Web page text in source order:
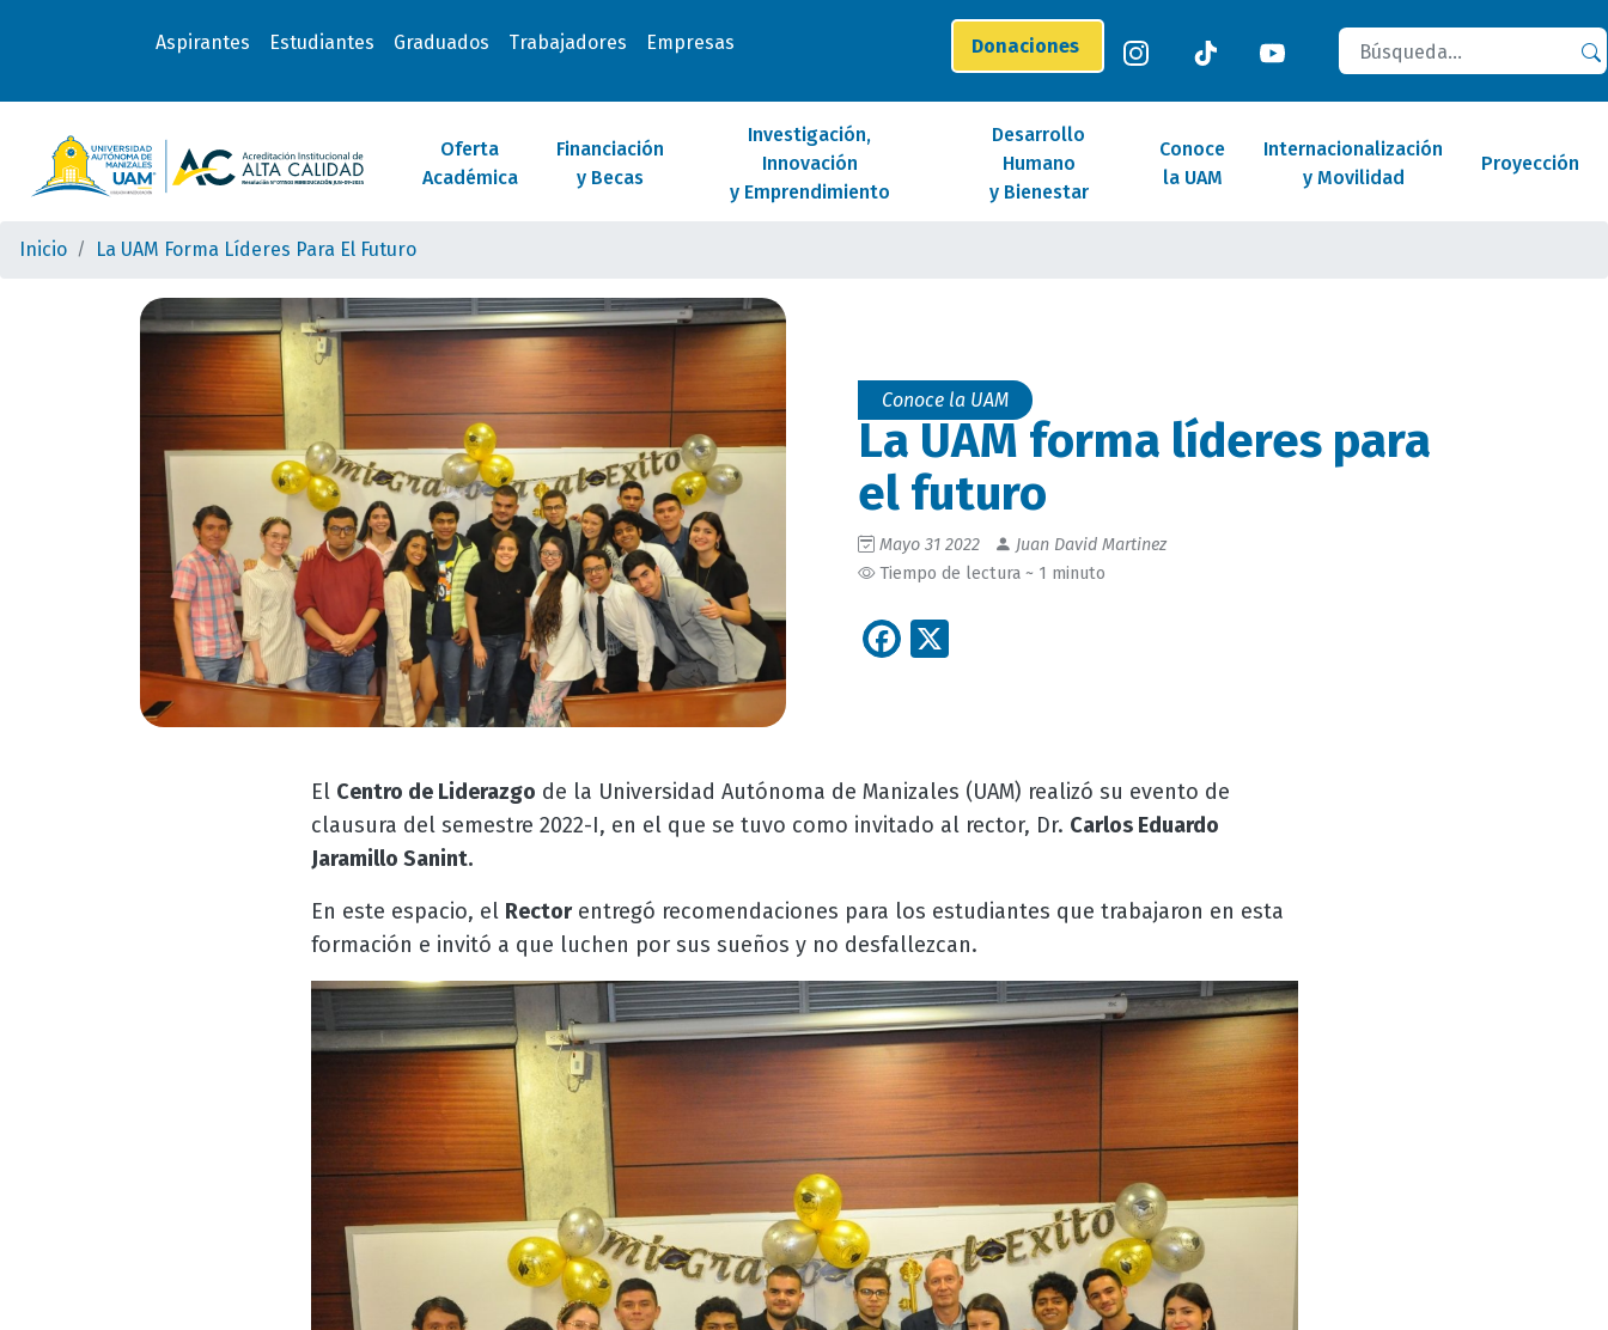
Aspirantes Estudiantes Graduados Trabajadores Empresas Donaciones
Buscar
Oferta
Académica
Financiación
y Becas
Investigación,
Innovación
y Emprendimiento
Desarrollo
Humano
y Bienestar
Conoce
la UAM
Internacionalización
y Movilidad
Proyección
Inicio La UAM Forma Líderes Para El Futuro
Conoce la UAM
La UAM forma líderes para
el futuro
Mayo 31 2022
Juan David Martinez
Tiempo de lectura ~ 1 minuto
Facebook
El Centro de Liderazgo de la Universidad Autónoma de Manizales (UAM) realizó su evento de
clausura del semestre 2022-I, en el que se tuvo como invitado al rector, Dr. Carlos Eduardo
Jaramillo Sanint.
En este espacio, el Rectorentregó recomendaciones para los estudiantes que trabajaron en esta
formación e invitó a que luchen por sus sueños y no desfallezcan.